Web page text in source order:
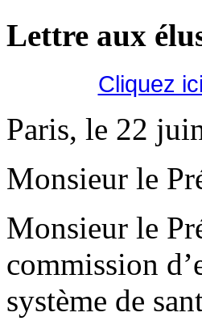
Lettre aux
Cliquez
Paris, le 22
Monsieur le
Monsieur le
commission
système de